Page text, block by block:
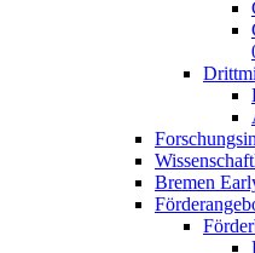
Bremen